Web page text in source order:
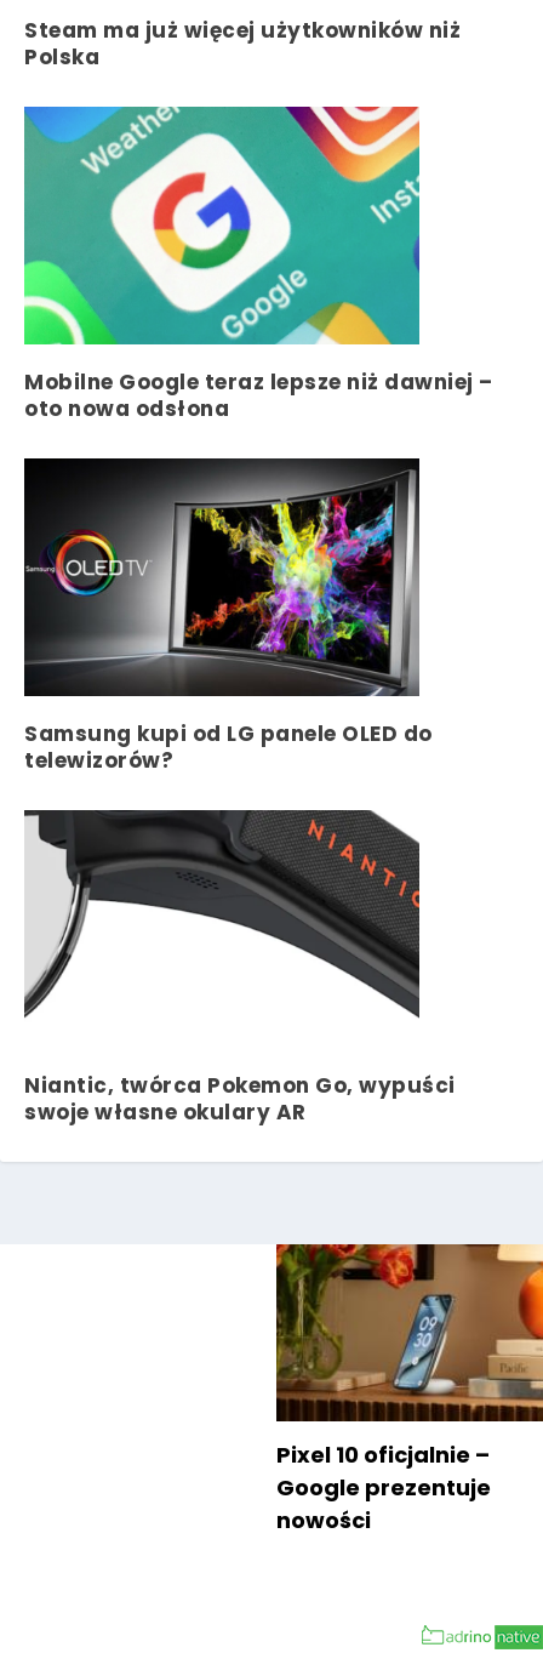
Steam ma już więcej użytkowników niż
Polska
Mobilne Google teraz lepsze niż dawniej –
oto nowa odsłona
Samsung kupi od LG panele OLED do
telewizorów?
Niantic, twórca Pokemon Go, wypuści
swoje własne okulary AR
Pixel 10 oficjalnie –
Google prezentuje
nowości